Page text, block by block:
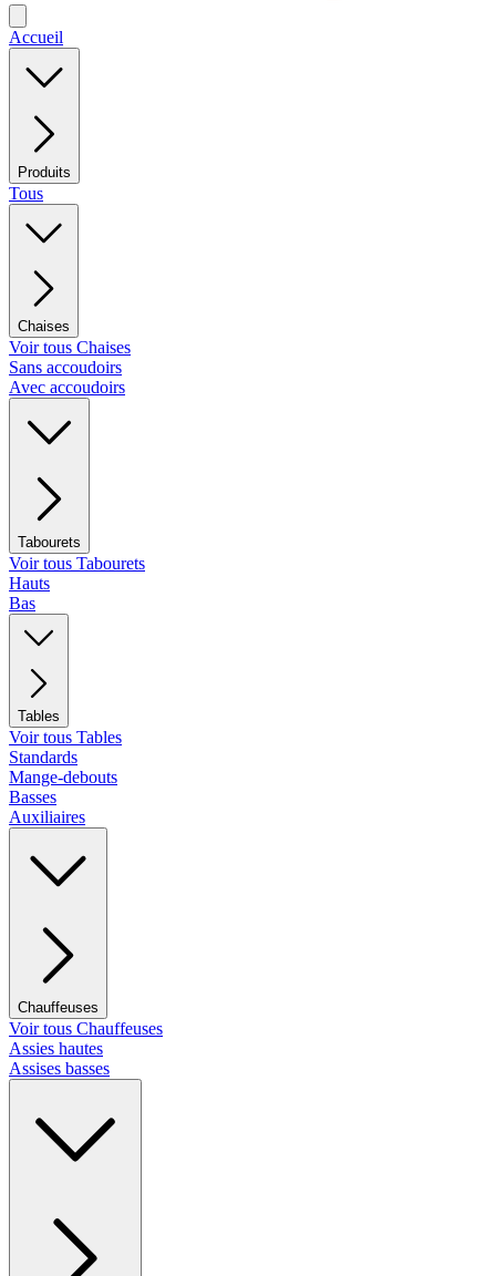
Accueil
Produits
Tous
Chaises
Voir tous Chaises
Sans accoudoirs
Avec accoudoirs
Tabourets
Voir tous Tabourets
Hauts
Bas
Tables
Voir tous Tables
Standards
Mange-debouts
Basses
Auxiliaires
Chauffeuses
Voir tous Chauffeuses
Assies hautes
Assises basses